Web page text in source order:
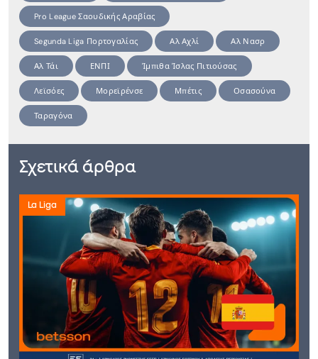
Pro League Σαουδικής Αραβίας
Segunda Liga Πορτογαλίας Αλ Αχλί Αλ Νασρ
Αλ Τάι ΕΝΠΙ Ίμπιθα Ίσλας Πιτιούσας
Λεϊσόες Μορεϊρένσε Μπέτις Οσασούνα
Ταραγόνα
Σχετικά άρθρα
La Liga